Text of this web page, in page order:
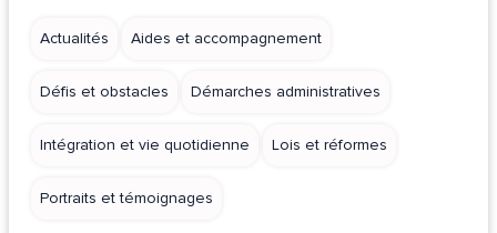
Actualités Aides et accompagnement
Défis et obstacles Démarches administratives
Intégration et vie quotidienne Lois et réformes
Portraits et témoignages